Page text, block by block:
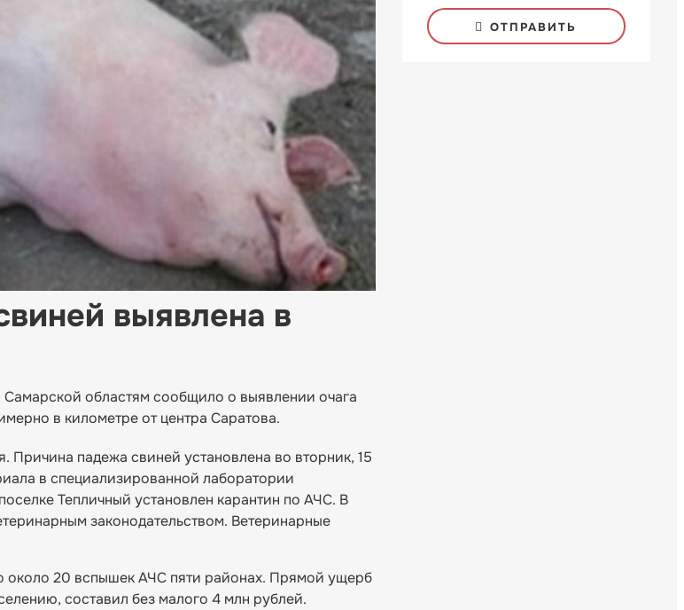
выявлена в
областям сообщило о выявлении очага
в километре от центра Саратова.
падежа свиней установлена во вторник, 15
в специализированной лаборатории
Тепличный установлен карантин по АЧС. В
законодательством. Ветеринарные
около 20 вспышек АЧС пяти районах. Прямой ущерб
составил без малого 4 млн рублей.
ОТПРАВИТЬ